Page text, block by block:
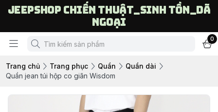
Jeepshop chiến thuật_sinh tồn_dã
ngoại
0
Trang chủ Trang phục Quần
Quần dài
Quần jean túi hộp co giãn Wisdom